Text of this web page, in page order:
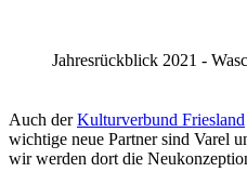
Jahresrückblick 2021 -
Auch derKulturverbund Friesland
wichtige neue Partner sind Varel
wir werden dort die